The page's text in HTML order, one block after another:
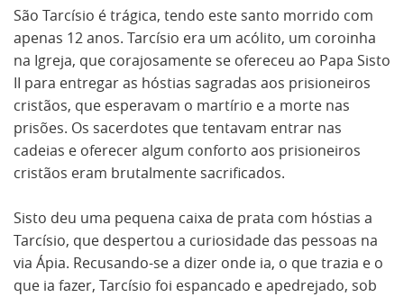
São Tarcísio é trágica, tendo este santo morrido com
apenas 12 anos. Tarcísio era um acólito, um coroinha
na Igreja, que corajosamente se ofereceu ao Papa Sisto
II para entregar as hóstias sagradas aos prisioneiros
cristãos, que esperavam o martírio e a morte nas
prisões. Os sacerdotes que tentavam entrar nas
cadeias e oferecer algum conforto aos prisioneiros
cristãos eram brutalmente sacrificados.
Sisto deu uma pequena caixa de prata com hóstias a
Tarcísio, que despertou a curiosidade das pessoas na
via Ápia. Recusando-se a dizer onde ia, o que trazia e o
que ia fazer, Tarcísio foi espancado e apedrejado, sob